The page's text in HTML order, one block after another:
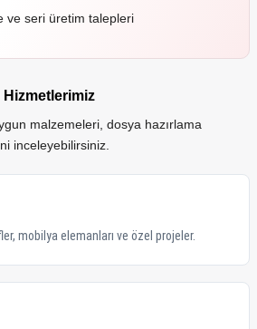
ve seri üretim talepleri
Hizmetlerimiz
malzemeleri, dosya hazırlama
inceleyebilirsiniz.
mobilya elemanları ve özel projeler.